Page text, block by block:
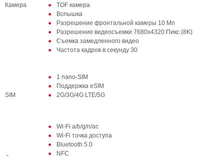
Камера
TOF камера
Вспышка
Разрешение фронтальной камеры 10 Мп
Разрешение видеосъемки 7680x4320 Пикс (8K)
Съемка замедленного видео
Частота кадров в секунду 30
SIM
1 nano-SIM
Поддержка eSIM
2G/3G/4G LTE/5G
Wi-Fi a/b/g/n/ac
Wi-Fi точка доступа
Bluetooth 5.0
NFC